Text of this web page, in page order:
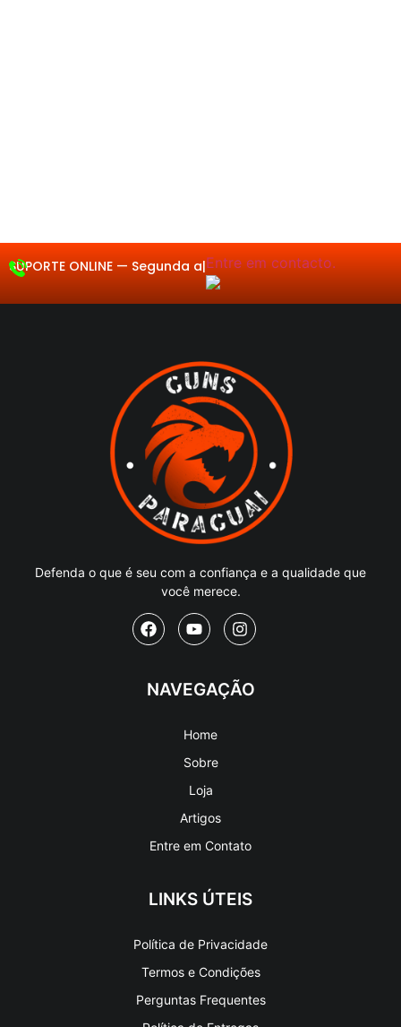
SUPORTE ONLINE — Segun|Entre em contacto.
Defenda o que é seu com a confiança e a qualidade que
você merece.
NAVEGAÇÃO
Home
Sobre
Loja
Artigos
Entre em Contato
LINKS ÚTEIS
Política de Privacidade
Termos e Condições
Perguntas Frequentes